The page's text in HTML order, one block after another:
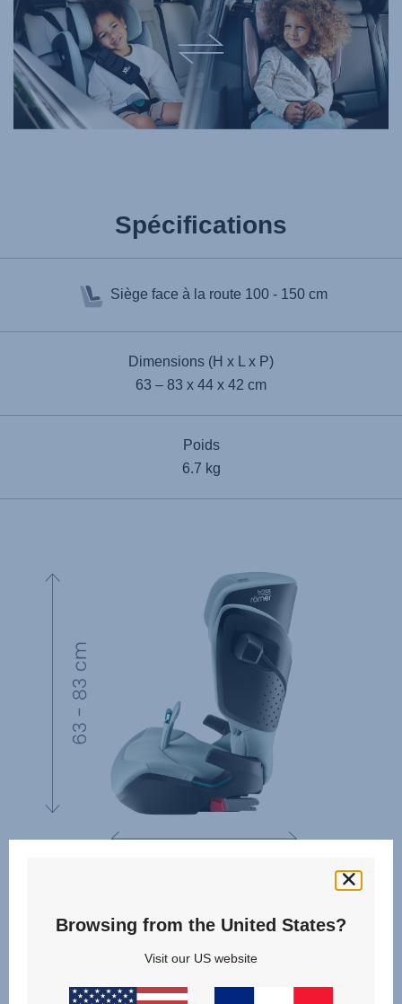
Spécifications
Siège face à la route 100 - 150 cm
Dimensions (H x L x P)
63 – 83 x 44 x 42 cm
Poids
6.7 kg
Browsing from the United States?
Visit our US website